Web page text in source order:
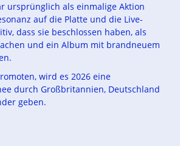
ursprünglich als einmalige Aktion
auf die Platte und die Live-
dass sie beschlossen haben, als
und ein Album mit brandneuem
wird es 2026 eine
durch Großbritannien, Deutschland
geben.